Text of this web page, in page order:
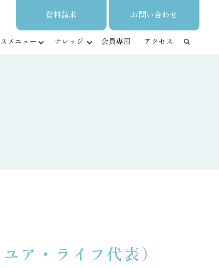
資料請求 お問い合わせ
メニュー ナレッジ 会員専用 アクセス
ア・ライフ代表）